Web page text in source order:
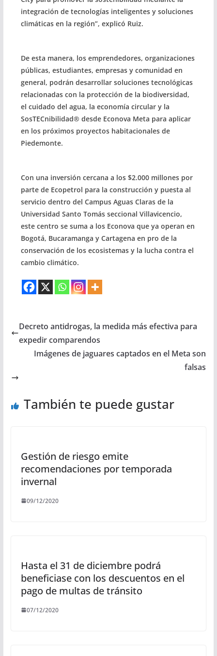
integración de tecnologías inteligentes y soluciones
climáticas en la región”, explicó Ruiz.
De esta manera, los emprendedores, organizaciones
públicas, estudiantes, empresas y comunidad en
general, podrán desarrollar soluciones tecnológicas
relacionadas con la protección de la biodiversidad,
el cuidado del agua, la economía circular y la
SosTECnibilidad® desde Econova Meta para aplicar
en los próximos proyectos habitacionales de
Piedemonte.
Con una inversión cercana a los $2.000 millones por
parte de Ecopetrol para la construcción y puesta al
servicio dentro del Campus Aguas Claras de la
Universidad Santo Tomás seccional Villavicencio,
este centro se suma a los Econova que ya operan en
Bogotá, Bucaramanga y Cartagena en pro de la
conservación de los ecosistemas y la lucha contra el
cambio climático.
Decreto antidrogas, la medida más efectiva para
expedir comparendos
Imágenes de jaguares captados en el Meta son
falsas
También te puede gustar
Gestión de riesgo emite
recomendaciones por temporada
invernal
09/12/2020
Hasta el 31 de diciembre podrá
beneficiase con los descuentos en el
pago de multas de tránsito
07/12/2020